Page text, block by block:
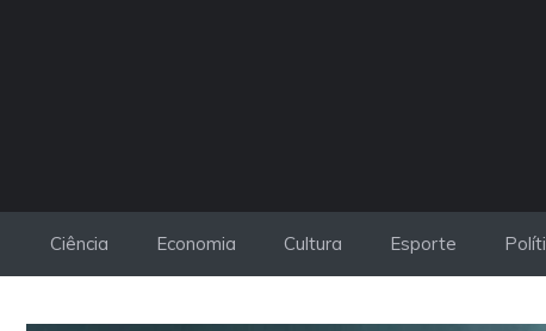
Ciência Economia Cultura Esporte